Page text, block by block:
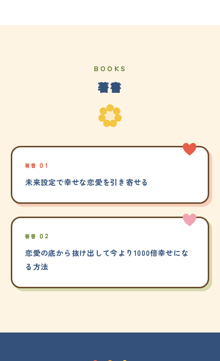
BOOKS
著書
著書 01
未来設定で幸せな恋愛を引き寄せる
著書 02
恋愛の底から抜け出して今より1000倍幸せにな
る方法